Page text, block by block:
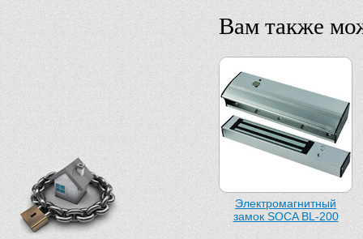
Вам также
Электромагнитный
замок SOCA BL-200